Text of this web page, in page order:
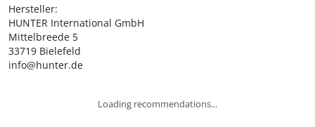
Hersteller:
HUNTER International GmbH
Mittelbreede 5
33719 Bielefeld
info@hunter.de
Loading recommendations...